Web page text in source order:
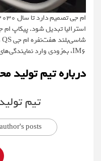
IM6، به‌زودی وارد نمایندگی‌های ام‌جی در استرالیا خواهد شد.
درباره تیم تولید
تیم
posts